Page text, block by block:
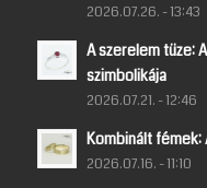
2026.07.26. - 13:43
A szerelem tüze:
szimbolikája
2026.07.21. - 12:46
Kombinált fémek:
2026.07.16. - 11:10